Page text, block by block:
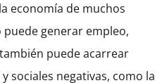
economía de muchos
puede generar empleo,
puede acarrear
sociales negativas, como la